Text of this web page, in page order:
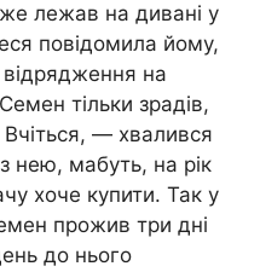
лежав на дивані у
повідомила йому,
відрядження на
тільки зрадів,
— хвалився
нею, мабуть, на рік
хоче купити. Так у
прожив три дні
до нього